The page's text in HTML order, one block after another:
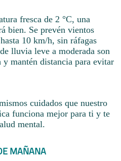
fresca de 2 °C, una
bien. Se prevén vientos
10 km/h, sin ráfagas
lluvia leve a moderada son
mantén distancia para evitar
cuidados que nuestro
funciona mejor para ti y te
mental.
MAÑANA